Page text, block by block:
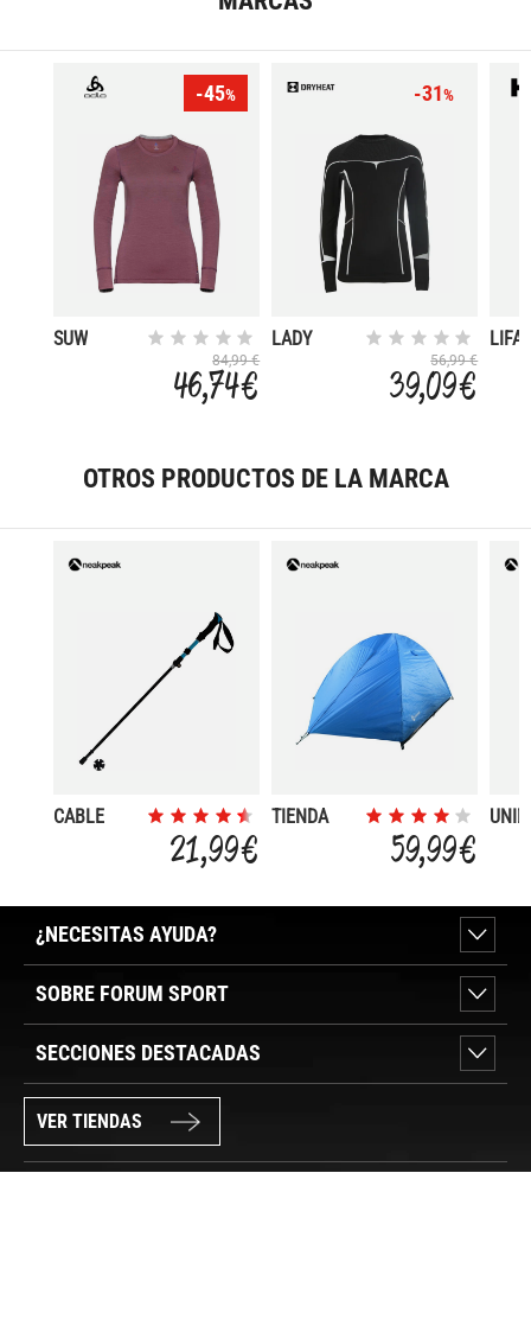
-45%
SUW
84,99 €
46,74 €
-31%
LADY
56,99 €
39,09 €
LIFA
OTROS PRODUCTOS DE LA MARCA
CABLE
21,99 €
TIENDA
59,99 €
UNID
¿NECESITAS AYUDA?
SOBRE FORUM SPORT
SECCIONES DESTACADAS
VER TIENDAS